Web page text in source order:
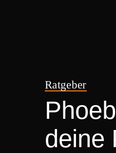
Ratgeber
deine